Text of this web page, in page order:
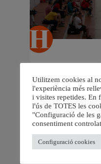
Alcàsser acull les
Campionat
Raspall
Del 11 al 13 de juliol, el
en l’epicentre de la
Valenciana El trinquet
cap de setmana